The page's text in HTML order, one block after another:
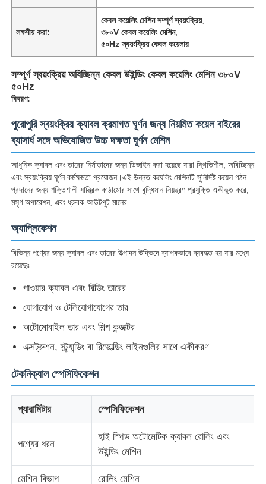
বাড়ি
পণ্য
আমাদের সম্পর্কে
লক্ষণীয় করা:
কেবল কয়েলিং মেশিন সম্পূর্ণ স্বয়ংক্রিয়,
৩৮০V কেবল কয়েলিং মেশিন,
৫০Hz স্বয়ংক্রিয় কেবল কয়েলার
সম্পূর্ণ স্বয়ংক্রিয় অবিচ্ছিন্ন কেবল উইন্ডিং কেবল কয়েলিং মেশিন ৩৮০V
৫০Hz
বিবরণ:
পুরোপুরি স্বয়ংক্রিয় ক্যাবল ক্রমাগত ঘূর্ণন জন্য নিয়মিত কয়েল বাইরের
ব্যাসার্ধ সঙ্গে অভিযোজিত উচ্চ দক্ষতা ঘূর্ণন মেশিন
আধুনিক ক্যাবল এবং তারের নির্মাতাদের জন্য ডিজাইন করা হয়েছে যারা স্থিতিশীল, অবিচ্ছিন্ন
এবং স্বয়ংক্রিয় ঘূর্ণন কর্মক্ষমতা প্রয়োজন।এই উন্নত কয়েলিং মেশিনটি সুনির্দিষ্ট কয়েল গঠন
প্রদানের জন্য শক্তিশালী যান্ত্রিক কাঠামোর সাথে বুদ্ধিমান নিয়ন্ত্রণ প্রযুক্তি একীভূত করে,
মসৃণ অপারেশন, এবং ধ্রুবক আউটপুট মানের.
অ্যাপ্লিকেশন
বিভিন্ন পণ্যের জন্য ক্যাবল এবং তারের উত্পাদন উদ্ভিদে ব্যাপকভাবে ব্যবহৃত হয় যার মধ্যে
রয়েছেঃ
পাওয়ার ক্যাবল এবং বিল্ডিং তারের
যোগাযোগ ও টেলিযোগাযোগের তার
অটোমোবাইল তার এবং শিল্প কন্ডাক্টর
এক্সট্রুশন, স্ট্র্যান্ডিং বা রিভোল্ডিং লাইনগুলির সাথে একীকরণ
টেকনিক্যাল স্পেসিফিকেশন
প্যারামিটার স্পেসিফিকেশন
পণ্যের ধরন
হাই স্পিড অটোমেটিক ক্যাবল রোলিং এবং
উইন্ডিং মেশিন
মেশিন বিভাগ রোলিং মেশিন